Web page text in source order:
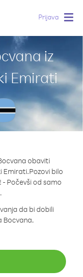
Prijava
iz
Emirati
obaviti
Emirati.Pozovi bilo
- Počevši od samo
da bi dobili
Bocvana.